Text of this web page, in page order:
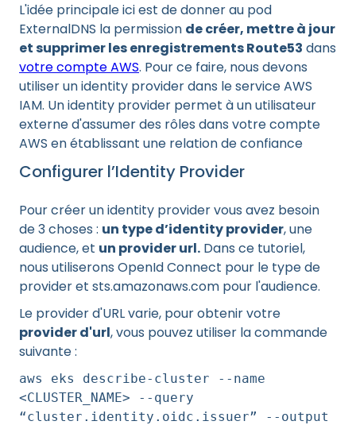
L'idée principale ici est de donner au pod
ExternalDNS la permission de créer, mettre à jour
et supprimer les enregistrements Route53 dans
votre compte AWS. Pour ce faire, nous devons
utiliser un identity provider dans le service AWS
IAM. Un identity provider permet à un utilisateur
externe d'assumer des rôles dans votre compte
AWS en établissant une relation de confiance
Configurer l’Identity Provider
Pour créer un identity provider vous avez besoin
de 3 choses : un type d’identity provider, une
audience, et un provider url. Dans ce tutoriel,
nous utiliserons OpenId Connect pour le type de
provider et sts.amazonaws.com pour l'audience.
Le provider d'URL varie, pour obtenir votre
provider d'url, vous pouvez utiliser la commande
suivante :
aws eks describe-cluster --name
<CLUSTER_NAME> --query
“cluster.identity.oidc.issuer” --output